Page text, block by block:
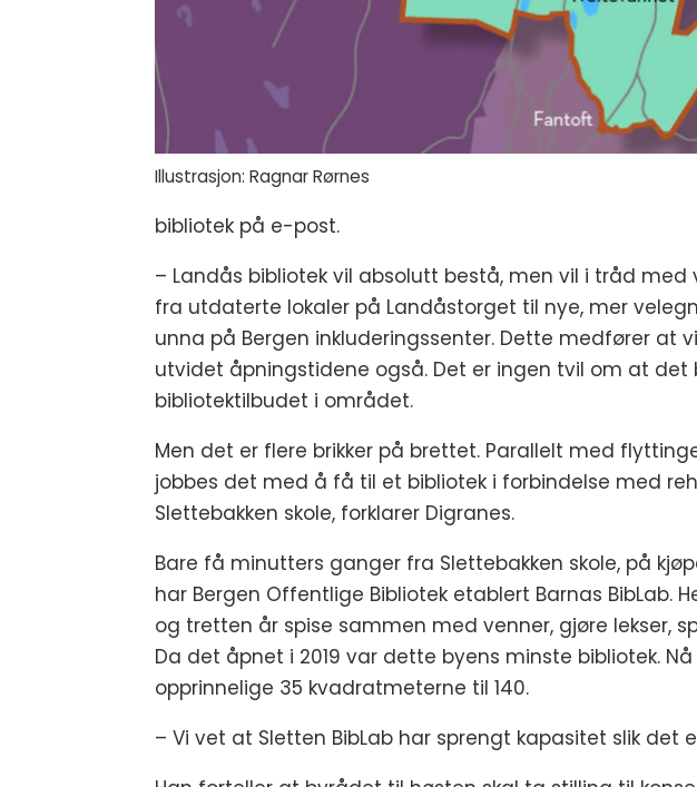
Illustrasjon: Ragnar Rørnes
bibliotek på e-post.
– Landås bibliotek vil absolutt bestå, men vil i tråd
fra utdaterte lokaler på Landåstorget til nye, mer
unna på Bergen inkluderingssenter. Dette medfører at
utvidet åpningstidene også. Det er ingen tvil om at det
bibliotektilbudet i området.
Men det er flere brikker på brettet. Parallelt med
jobbes det med å få til et bibliotek i forbindelse med
Slettebakken skole, forklarer Digranes.
Bare få minutters ganger fra Slettebakken skole, på
har Bergen Offentlige Bibliotek etablert Barnas BibLab.
og tretten år spise sammen med venner, gjøre lekser,
Da det åpnet i 2019 var dette byens minste bibliotek.
opprinnelige 35 kvadratmeterne til 140.
– Vi vet at Sletten BibLab har sprengt kapasitet slik det